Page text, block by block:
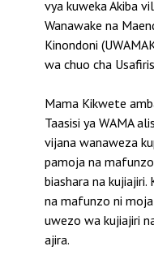
vya kuweka Akiba
Wanawake na
Kinondoni
wa chuo cha
Mama Kikwete
Taasisi ya WAMA
vijana wanaweza
pamoja na
biashara na
na mafunzo ni
uwezo wa kujiajiri
ajira.